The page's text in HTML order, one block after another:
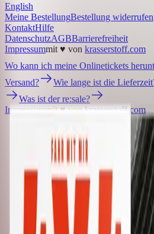
English
Meine BestellungBestellung widerrufen
KontaktHilfe
DatenschutzAGBBarrierefreiheit
Impressummit ♥ von krasserstoff.com
Wo kann ich meine Onlinetickets
Versand?
Wie lange ist die
Was ist der re:sale?
Impressummit ♥ vonkrasserstoff.com